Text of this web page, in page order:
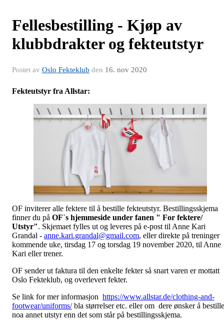
Fellesbestilling - Kjøp av
klubbdrakter og fekteutstyr
Postet av Oslo Fekteklub den 16. nov 2020
Fekteutstyr fra Allstar:
OF inviterer alle fektere til å bestille fekteutstyr. Bestillingsskjema
finner du på OF`s hjemmeside under fanen " For fektere/
Utstyr". Skjemaet fylles ut og leveres på e-post til Anne Kari
Grandal - anne.kari.grandal@gmail.com, eller direkte på treninger
kommende uke, tirsdag 17 og torsdag 19 november 2020, til Anne
Kari eller trener.
OF sender ut faktura til den enkelte fekter så snart varen er mottatt
Oslo Fekteklub, og overlevert fekter.
Se link for mer informasjon https://www.allstar.de/clothing-and-
footwear/uniforms/bla størrelser etc. eller om dere ønsker å bestille
noa annet utstyr enn det som står på bestillingsskjema.